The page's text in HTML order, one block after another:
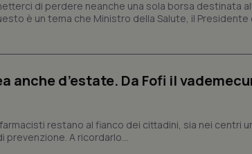
di perdere neanche una sola borsa destinata
è un tema che Ministro della Salute, il Presidente
anche d’estate. Da Fofi il
restano al fianco dei cittadini, sia nei centri
A ricordarlo...
Necessari Statistici Marketing
sito. Il sito web non è in grado di funzionare correttamente senza
Fornitore/ Dominio Scadenza
Descrizione
del visitatore riguardo a